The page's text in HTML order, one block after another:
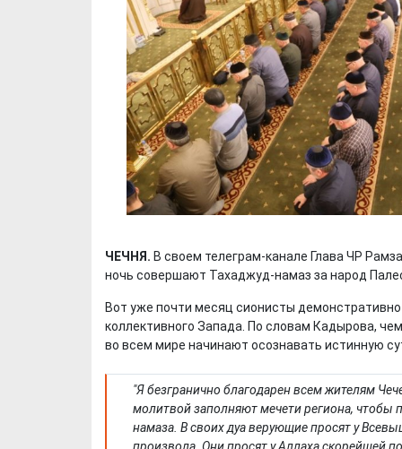
ЧЕЧНЯ. В своем телеграм-канале Глава ЧР
ночь совершают Тахаджуд-намаз за народ
Вот уже почти месяц сионисты
коллективного Запада. По словам Кадырова,
во всем мире начинают осознавать истинную
"Я безгранично благодарен всем жителям
молитвой заполняют мечети региона, чтобы
намаза. В своих дуа верующие просят у